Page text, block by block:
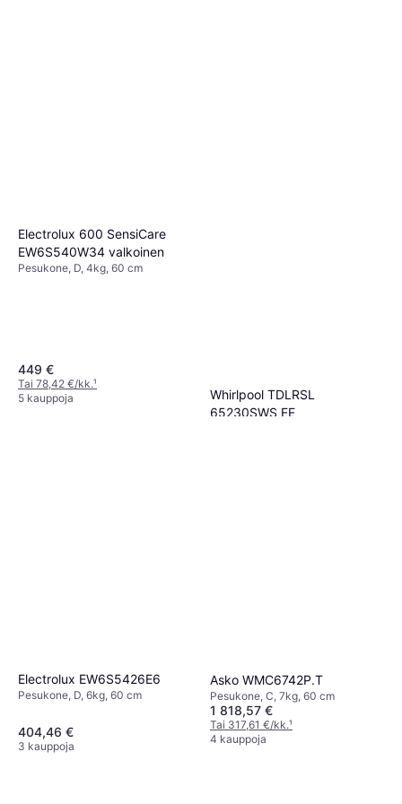
Pesukone, 7kg, 60 cm
Electrolux 600 SensiCare
EW6S540W34 valkoinen
Pesukone, D, 4kg, 60 cm
449 €
Tai 78,42 €/kk.¹
5 kauppoja
Whirlpool TDLRSL
65230SWS EE
Electrolux EW6S5426E6
Pesukone, D, 6kg, 60 cm
404,46 €
3 kauppoja
Asko WMC6742P.T
Pesukone, C, 7kg, 60 cm
1 818,57 €
Tai 317,61 €/kk.¹
4 kauppoja